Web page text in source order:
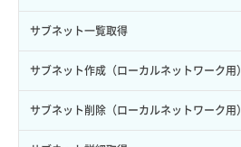
スナップショット詳細取得（アイテム指定）
バックアップリストア
バックアップ一覧取得
バックアップ詳細一覧取得
イメージ保存容量取得
イメージ保存容量変更
イメージ削除
SSHキーペア削除
SSHキーペア詳細取得
アタッチ済みポート一覧取得
サブネット一覧取得
サブネット作成（ローカルネットワーク用）
サブネット削除（ローカルネットワーク用）